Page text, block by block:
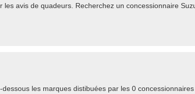
avis de quadeurs. Recherchez un concessionnaire
les marques distibuées par les 0